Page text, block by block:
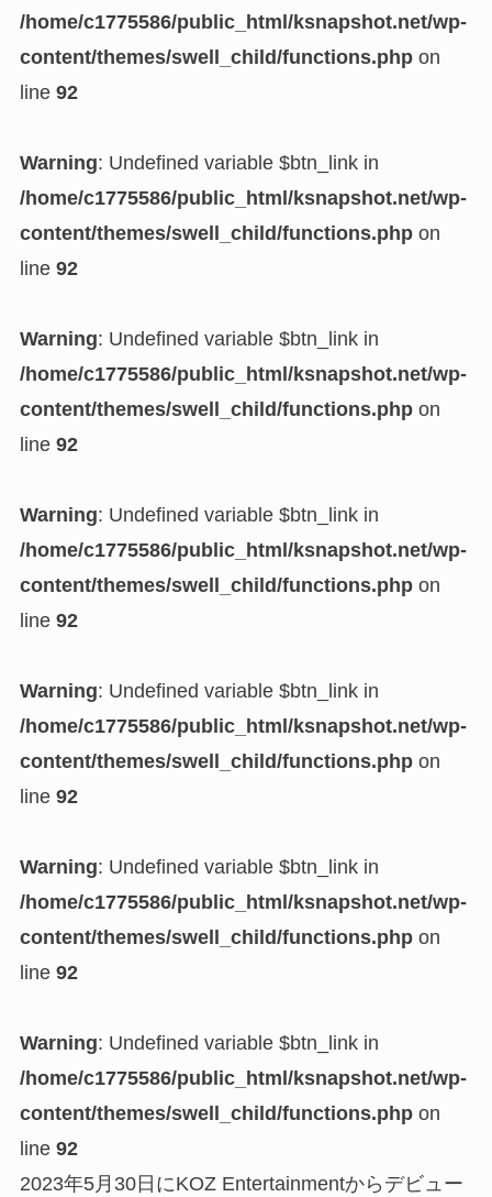
/home/c1775586/public_html/ksnapshot.net/wp-
content/themes/swell_child/functions.phpon
line 92
Warning: Undefined variable $btn_link in
/home/c1775586/public_html/ksnapshot.net/wp-
content/themes/swell_child/functions.phpon
line 92
Warning: Undefined variable $btn_link in
/home/c1775586/public_html/ksnapshot.net/wp-
content/themes/swell_child/functions.phpon
line 92
Warning: Undefined variable $btn_link in
/home/c1775586/public_html/ksnapshot.net/wp-
content/themes/swell_child/functions.phpon
line 92
Warning: Undefined variable $btn_link in
/home/c1775586/public_html/ksnapshot.net/wp-
content/themes/swell_child/functions.phpon
line 92
Warning: Undefined variable $btn_link in
/home/c1775586/public_html/ksnapshot.net/wp-
content/themes/swell_child/functions.phpon
line 92
Warning: Undefined variable $btn_link in
/home/c1775586/public_html/ksnapshot.net/wp-
content/themes/swell_child/functions.phpon
line 92
2023年5月30日にKOZ Entertainmentからデビュー